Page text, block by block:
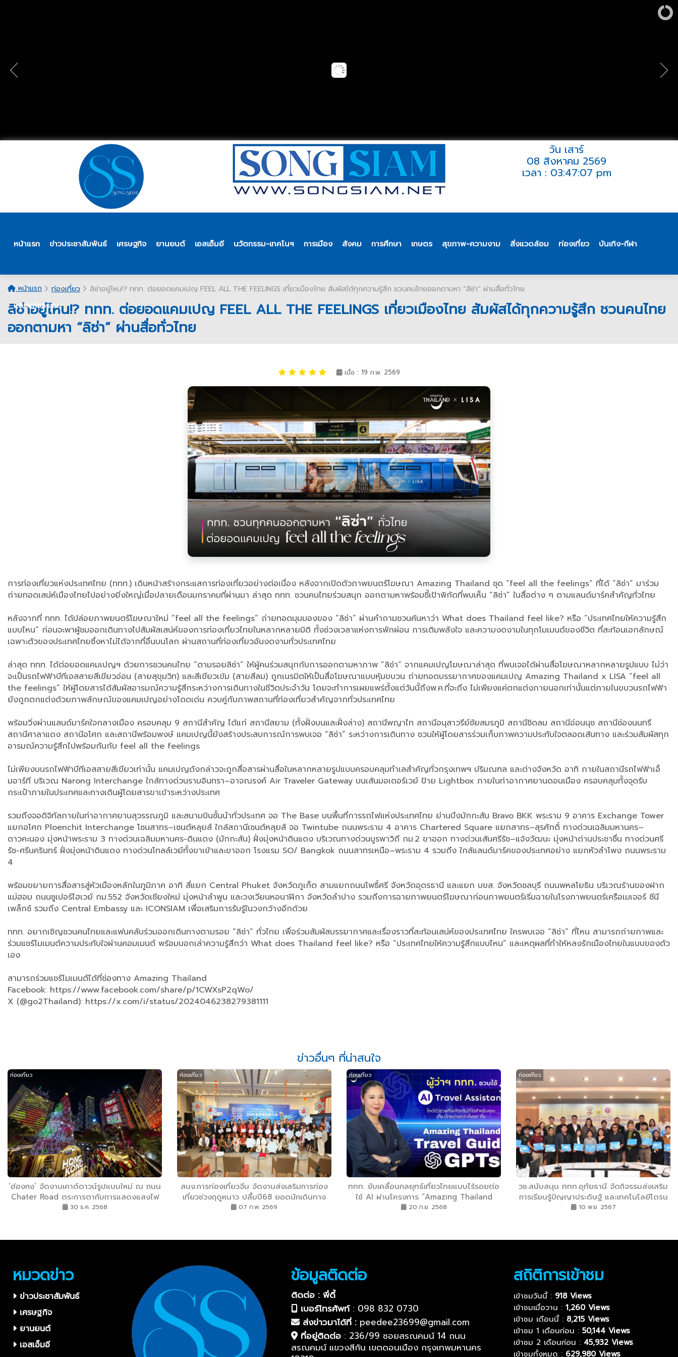
วัน เสาร์
08 สิงหาคม 2569
เวลา : 03:47:07 pm
หน้าแรก ข่าวประชาสัมพันธ์ เศรษฐกิจ ยานยนต์ เอสเอ็มอี นวัตกรรม-เทคโนฯ การเมือง สังคม การศึกษา เกษตร สุขภาพ-ความงาม สิ่งแวดล้อม ท่องเที่ยว บันเทิง-กีฬา
แสงแห่งธรรม
หน้าแรก ท่องเที่ยว ลิซ่าอยู่ไหน!? ททท. ต่อยอดแคมเปญ FEEL ALL THE FEELINGS เที่ยวเมืองไทย สัมผัสได้ทุกความรู้สึก ชวนคนไทยออกตามหา “ลิซ่า” ผ่านสื่อทั่วไทย
ลิซ่าอยู่ไหน!? ททท. ต่อยอดแคมเปญ FEEL ALL THE FEELINGS เที่ยวเมืองไทย สัมผัสได้ทุกความรู้สึก ชวนคนไทย
ออกตามหา “ลิซ่า” ผ่านสื่อทั่วไทย
เมื่อ : 19 ก.พ. 2569
การท่องเที่ยวแห่งประเทศไทย (ททท.) เดินหน้าสร้างกระแสการท่องเที่ยวอย่างต่อเนื่อง หลังจากเปิดตัวภาพยนตร์โฆษณา Amazing Thailand ชุด “feel all the feelings” ที่ได้ “ลิซ่า” มาร่วม
ถ่ายทอดเสน่ห์เมืองไทยไปอย่างยิ่งใหญ่เมื่อปลายเดือนมกราคมที่ผ่านมา ล่าสุด ททท. ชวนคนไทยร่วมสนุก ออกตามหาพร้อมชี้เป้าพิกัดที่พบเห็น “ลิซ่า” ในสื่อต่าง ๆ ตามแลนด์มาร์คสำคัญทั่วไทย
หลังจากที่ ททท. ได้ปล่อยภาพยนตร์โฆษณาใหม่ “feel all the feelings” ถ่ายทอดมุมมองของ “ลิซ่า” ผ่านคำถามชวนค้นหาว่า What does Thailand feel like? หรือ “ประเทศไทยให้ความรู้สึก
แบบไหน” ก่อนจะพาผู้ชมออกเดินทางไปสัมผัสเสน่ห์ของการท่องเที่ยวไทยในหลากหลายมิติ ทั้งช่วงเวลาแห่งการพักผ่อน การเติมพลังใจ และความงดงามในทุกโมเมนต์ของชีวิต ที่สะท้อนเอกลักษณ์
เฉพาะตัวของประเทศไทยซึ่งหาไม่ได้จากที่อื่นบนโลก ผ่านสถานที่ท่องเที่ยวอันงดงามทั่วประเทศไทย
ล่าสุด ททท. ได้ต่อยอดแคมเปญฯ ด้วยการชวนคนไทย “ตามรอยลิซ่า” ให้ผู้คนร่วมสนุกกับการออกตามหาภาพ “ลิซ่า” จากแคมเปญโฆษณาล่าสุด ที่พบเจอได้ผ่านสื่อโฆษณาหลากหลายรูปแบบ ไม่ว่า
จะเป็นรถไฟฟ้าบีทีเอสสายสีเขียวอ่อน (สายสุขุมวิท) และสีเขียวเข้ม (สายสีลม) ถูกเนรมิตให้เป็นสื่อโฆษณาแบบหุ้มขบวน ถ่ายทอดบรรยากาศของแคมเปญ Amazing Thailand x LISA “feel all
the feelings” ให้ผู้โดยสารได้สัมผัสอารมณ์ความรู้สึกระหว่างการเดินทางในชีวิตประจำวัน โดยจะทำการเผยแพร่ตั้งแต่วันนี้ถึงพ.ค.ที่จะถึง ไม่เพียงแค่ตกแต่งภายนอกเท่านั้นแต่ภายในขบวนรถไฟฟ้า
ยังถูกตกแต่งด้วยภาพลักษณ์ของแคมเปญอย่างโดดเด่น ควบคู่กับภาพสถานที่ท่องเที่ยวสำคัญจากทั่วประเทศไทย
พร้อมวิ่งผ่านแลนด์มาร์คใจกลางเมือง ครอบคลุม 9 สถานีสำคัญ ได้แก่ สถานีสยาม (ทั้งฝั่งบนและฝั่งล่าง) สถานีพญาไท สถานีอนุสาวรีย์ชัยสมรภูมิ สถานีชิดลม สถานีอ่อนนุช สถานีช่องนนทรี
สถานีศาลาแดง สถานีอโศก และสถานีพร้อมพงษ์ แคมเปญนี้ยังสร้างประสบการณ์การพบเจอ “ลิซ่า” ระหว่างการเดินทาง ชวนให้ผู้โดยสารร่วมเก็บภาพความประทับใจตลอดเส้นทาง และร่วมสัมผัสทุก
อารมณ์ความรู้สึกไปพร้อมกันกับ feel all the feelings
ไม่เพียงบนรถไฟฟ้าบีทีเอสสายสีเขียวเท่านั้น แคมเปญดังกล่าวจะถูกสื่อสารผ่านสื่อในหลากหลายรูปแบบครอบคลุมทำเลสำคัญทั่วกรุงเทพฯ ปริมณฑล และต่างจังหวัด อาทิ ภายในสถานีรถไฟฟ้าเอ็
มอาร์ที บริเวณ Narong Interchange ใกล้ทางด่วนรามอินทรา–อาจณรงค์ Air Traveler Gateway บนเส้นมอเตอร์เวย์ ป้าย Lightbox ภายในท่าอากาศยานดอนเมือง ครอบคลุมทั้งจุดรับ
กระเป๋าภายในประเทศและทางเดินผู้โดยสารขาเข้าระหว่างประเทศ
รวมถึงจอดิจิทัลภายในท่าอากาศยานสุวรรณภูมิ และสนามบินชั้นนำทั่วประเทศ จอ The Base บนพื้นที่การรถไฟแห่งประเทศไทย ย่านบึงมักกะสัน Bravo BKK พระราม 9 อาคาร Exchange Tower
แยกอโศก Ploenchit Interchange โซนสาทร–เซนต์หลุยส์ ใกล้สถานีเซนต์หลุยส์ จอ Twintube ถนนพระราม 4 อาคาร Chartered Square แยกสาทร–สุรศักดิ์ ทางด่วนเฉลิมมหานคร–
ดาวคะนอง มุ่งหน้าพระราม 3 ทางด่วนเฉลิมมหานคร-ดินแดง (มักกะสัน) ฝั่งมุ่งหน้าดินแดง บริเวณทางด่วนบูรพาวิถี กม.2 ขาออก ทางด่วนเส้นศรีรัช–แจ้งวัฒนะ มุ่งหน้าด่านประชาชื่น ทางด่วนศรี
รัช-ศรีนครินทร์ ฝั่งมุ่งหน้าดินแดง ทางด่วนโทลล์เวย์ทั้งขาเข้าและขาออก โรงแรม SO/ Bangkok ถนนสาทรเหนือ–พระราม 4 รวมถึง ใกล้แลนด์มาร์คของประเทศอย่าง แยกหัวลำโพง ถนนพระราม
4
พร้อมขยายการสื่อสารสู่หัวเมืองหลักในภูมิภาค อาทิ สี่แยก Central Phuket จังหวัดภูเก็ต สามแยกถนนโพธิ์ศรี จังหวัดอุดรธานี และแยก บขส. จังหวัดชลบุรี ถนนพหลโยธิน บริเวณร้านของฝาก
แม่ฮอม ถนนซูเปอร์ไฮเวย์ กม.552 จังหวัดเชียงใหม่ มุ่งหน้าลำพูน และวงเวียนหอนาฬิกา จังหวัดลำปาง รวมถึงการฉายภาพยนตร์โฆษณาก่อนภาพยนตร์เริ่มฉายในโรงภาพยนตร์เครือเมเจอร์ ซีนี
เพล็กซ์ รวมถึง Central Embassy และ ICONSIAM เพื่อเสริมการรับรู้ในวงกว้างอีกด้วย
ททท. อยากเชิญชวนคนไทยและแฟนคลับร่วมออกเดินทางตามรอย “ลิซ่า” ทั่วไทย เพื่อร่วมสัมผัสบรรยากาศและเรื่องราวที่สะท้อนเสน่ห์ของประเทศไทย ใครพบเจอ “ลิซ่า” ที่ไหน สามารถถ่ายภาพและ
ร่วมแชร์โมเมนต์ความประทับใจผ่านคอมเมนต์ พร้อมบอกเล่าความรู้สึกว่า What does Thailand feel like? หรือ “ประเทศไทยให้ความรู้สึกแบบไหน” และเหตุผลที่ทำให้หลงรักเมืองไทยในแบบของตัว
เอง
สามารถร่วมแชร์โมเมนต์ได้ที่ช่องทาง Amazing Thailand
Facebook: https://www.facebook.com/share/p/1CWXsP2qWo/
X (@go2Thailand): https://x.com/i/status/2024046238279381111
ข่าวอื่นๆ ที่น่าสนใจ
ท่องเที่ยว
‘ฮ่องกง’ จัดงานเคาต์ดาวน์รูปแบบใหม่ ณ ถนน
Chater Road ตระการตากับการแสดงแสงไฟ
ภายใต้ธีม “New Hopes New Beginnings”
30 ธ.ค. 2568
ท่องเที่ยว
สนง.การท่องเที่ยวจีน จัดงานส่งเสริมการท่อง
เที่ยวช่วงฤดูหนาว ปลื้มปี68 ยอดนักเดินทาง
ไทยเที่ยวจีนเกินล้านคน
07 ก.พ. 2569
ท่องเที่ยว
ททท. ขับเคลื่อนกลยุทธ์เที่ยวไทยแบบไร้รอยต่อ
ใช้ AI ผ่านโครงการ “Amazing Thailand
Travel Guide GPTs” ยกระดับประสบการณ์
20 ก.ย. 2568
ท่องเที่ยว
วช.สนับสนุน ททท.อุทัยธานี จัดกิจรรมส่งเสริม
การเรียนรู้ปัญญาประดิษฐ์ และเทคโนโลยีโดรน
ถ่ายภาพให้กับเยาวชนและทีมงานส่งเสริมการ
10 พ.ย. 2567
หมวดข่าว
ข่าวประชาสัมพันธ์
เศรษฐกิจ
ยานยนต์
เอสเอ็มอี
ข้อมูลติดต่อ
ติดต่อ : พี่ดี้
เบอร์โทรศัพท์: 098 832 0730
ส่งข่าวมาได้ที่ : peedee23699@gmail.com
ที่อยู่ติดต่อ: 236/99 ซอยสรณคมน์ 14 ถนน
สรณคมน์ แขวงสีกัน เขตดอนเมือง กรุงเทพมหานคร
สถิติการเข้าชม
เข้าชมวันนี้ : 918 Views
เข้าชมเมื่อวาน : 1,260 Views
เข้าชม เดือนนี้ : 8,215 Views
เข้าชม 1 เดือนก่อน : 50,144 Views
เข้าชม 2 เดือนก่อน : 45,932 Views
เข้าชมทั้งหมด : 629,980 Views